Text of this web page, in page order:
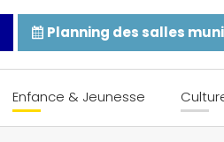
Planning des salles
Enfance & Jeunesse